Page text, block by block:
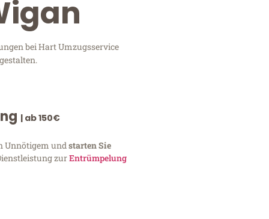
bei Hart Umzugsservice
| ab 150€
Unnötigem undstarten Sie
zurEntrümpelung